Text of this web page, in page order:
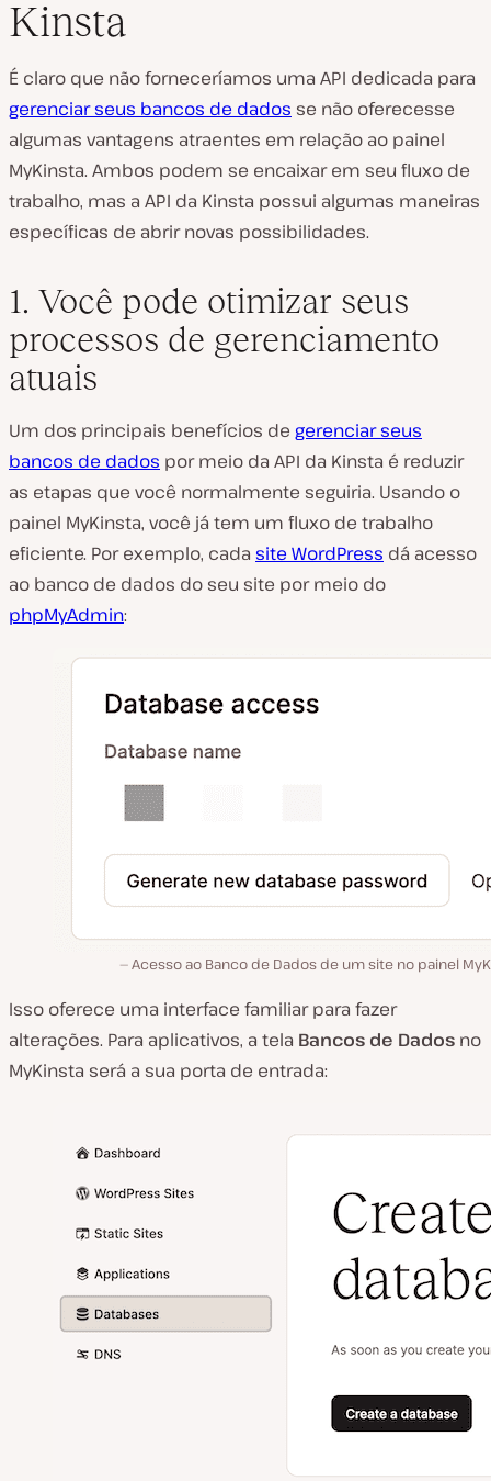
Kinsta
É claro que não forneceríamos uma API dedicada para
gerenciar seus bancos de dados se não oferecesse
algumas vantagens atraentes em relação ao painel
MyKinsta. Ambos podem se encaixar em seu fluxo de
trabalho, mas a API da Kinsta possui algumas maneiras
específicas de abrir novas possibilidades.
1. Você pode otimizar seus
processos de gerenciamento
atuais
Um dos principais benefícios de gerenciar seus
bancos de dados por meio da API da Kinsta é reduzir
as etapas que você normalmente seguiria. Usando o
painel MyKinsta, você já tem um fluxo de trabalho
eficiente. Por exemplo, cada site WordPress dá acesso
ao banco de dados do seu site por meio do
phpMyAdmin:
Acesso ao Banco de Dados de um site no painel
Isso oferece uma interface familiar para fazer
alterações. Para aplicativos, a tela Bancos de Dados no
MyKinsta será a sua porta de entrada: